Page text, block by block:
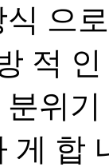
으
적
위
게 합